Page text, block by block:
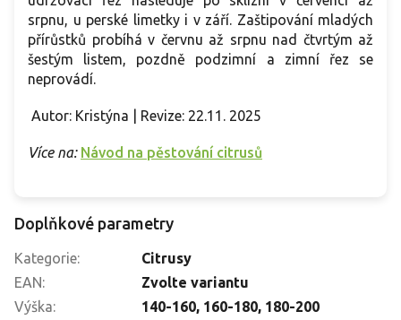
srpnu, u perské limetky i v září. Zaštipování mladých
přírůstků probíhá v červnu až srpnu nad čtvrtým až
šestým listem, pozdně podzimní a zimní řez se
neprovádí.
Autor: Kristýna | Revize: 22.11. 2025
Více na: Návod na pěstování citrusů
Doplňkové parametry
Kategorie:
Citrusy
EAN:
Zvolte variantu
Výška: 140-160, 160-180, 180-200